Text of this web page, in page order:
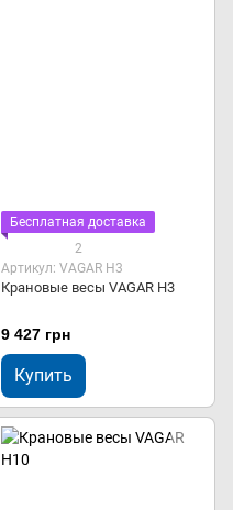
Бесплатная доставка
2
Артикул: VAGAR Н3
Крановые весы VAGAR Н3
9 427 грн
Купить